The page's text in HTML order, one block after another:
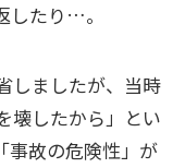
したり…。
しましたが、当時
壊したから」とい
事故の危険性」が